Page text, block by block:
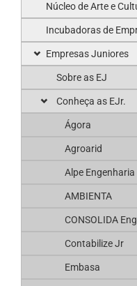
Núcleo de Arte e
Incubadoras de
Empresas Juniores
Sobre as EJ
Conheça as EJr.
Ágora
Agroarid
Alpe Engenharia
AMBIENTA
CONSOLIDA
Contabilize Jr
Embasa